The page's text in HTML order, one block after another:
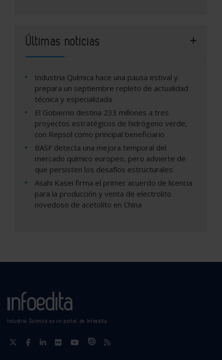
Últimas noticias
Industria Química hace una pausa estival y
prepara un septiembre repleto de actualidad
técnica y especializada
El Gobierno destina 233 millones a tres
proyectos estratégicos de hidrógeno verde,
con Repsol como principal beneficiario
BASF detecta una mejora temporal del
mercado químico europeo, pero advierte de
que persisten los desafíos estructurales
Asahi Kasei firma el primer acuerdo de licencia
para la producción y venta de electrolito
novedoso de acetolito en China
Industria Química es un portal de Infoedita